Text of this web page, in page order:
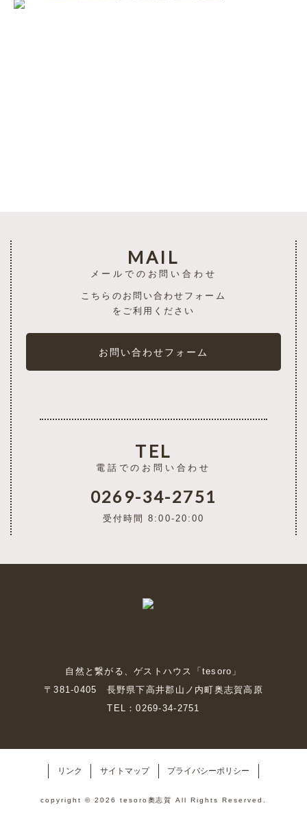
MAIL
メールでのお問い合わせ
こちらのお問い合わせフォーム
をご利用ください
お問い合わせフォーム
TEL
電話でのお問い合わせ
0269-34-2751
受付時間 8:00-20:00
自然と繋がる、ゲストハウス「tesoro」
〒381-0405 長野県下高井郡山ノ内町奥志賀高原
TEL：0269-34-2751
リンク サイトマップ プライバシーポリシー
copyright © 2026 tesoro奧志賀 All Rights Reserved.